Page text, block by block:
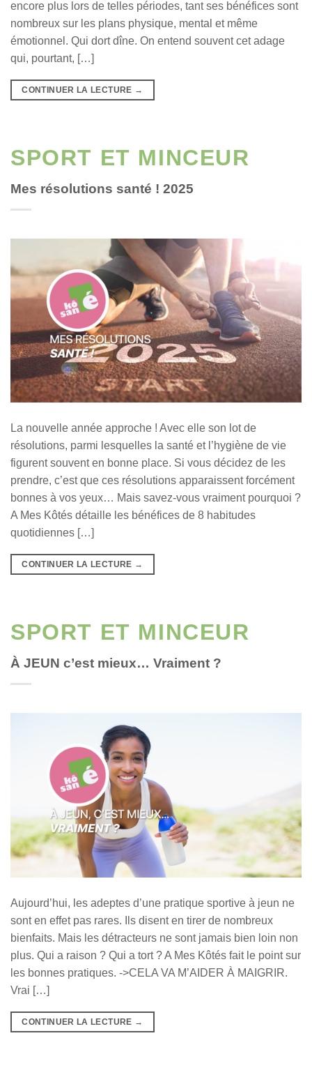
encore plus lors de telles périodes, tant ses bénéfices sont
nombreux sur les plans physique, mental et même
émotionnel. Qui dort dîne. On entend souvent cet adage
qui, pourtant, […]
CONTINUER LA LECTURE →
SPORT ET MINCEUR
Mes résolutions santé ! 2025
La nouvelle année approche ! Avec elle son lot de
résolutions, parmi lesquelles la santé et l’hygiène de vie
figurent souvent en bonne place. Si vous décidez de les
prendre, c’est que ces résolutions apparaissent forcément
bonnes à vos yeux… Mais savez-vous vraiment pourquoi ?
A Mes Kôtés détaille les bénéfices de 8 habitudes
quotidiennes […]
CONTINUER LA LECTURE →
SPORT ET MINCEUR
À JEUN c’est mieux… Vraiment ?
Aujourd’hui, les adeptes d’une pratique sportive à jeun ne
sont en effet pas rares. Ils disent en tirer de nombreux
bienfaits. Mais les détracteurs ne sont jamais bien loin non
plus. Qui a raison ? Qui a tort ? A Mes Kôtés fait le point sur
les bonnes pratiques. ->CELA VA M’AIDER À MAIGRIR.
Vrai […]
CONTINUER LA LECTURE →